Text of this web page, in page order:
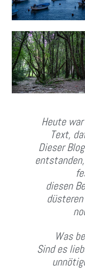
Heute
Text,
Dieser
diesen
Was
Sind es